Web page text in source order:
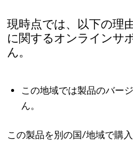
現時点では、以下の理
に関するオンラインサ
ん。
この地域では製品のバー
ん。
この製品を別の国/地域で購